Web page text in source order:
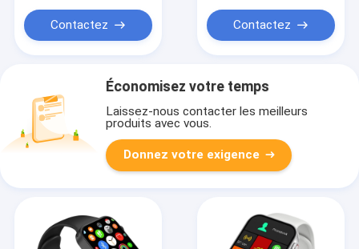
Contactez Contactez
Économisez votre temps
Laissez-nous contacter les meilleurs
produits avec vous.
Donnez votre exigence